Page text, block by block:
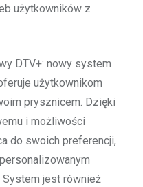
użytkowników z
DTV+: nowy system
użytkownikom
prysznicem. Dzięki
i możliwości
do swoich preferencji,
jest również